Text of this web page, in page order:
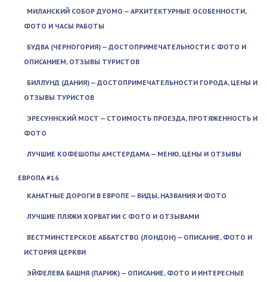
МИЛАНСКИЙ СОБОР ДУОМО — АРХИТЕКТУРНЫЕ ОСОБЕННОСТИ,
ФОТО И ЧАСЫ РАБОТЫ
БУДВА (ЧЕРНОГОРИЯ) — ДОСТОПРИМЕЧАТЕЛЬНОСТИ С ФОТО И
ОПИСАНИЕМ, ОТЗЫВЫ ТУРИСТОВ
БИЛЛУНД (ДАНИЯ) — ДОСТОПРИМЕЧАТЕЛЬНОСТИ ГОРОДА, ЦЕНЫ И
ОТЗЫВЫ ТУРИСТОВ
ЭРЕСУННСКИЙ МОСТ — СТОИМОСТЬ ПРОЕЗДА, ПРОТЯЖЕННОСТЬ И
ФОТО
ЛУЧШИЕ КОФЕШОПЫ АМСТЕРДАМА — МЕНЮ, ЦЕНЫ И ОТЗЫВЫ
ЕВРОПА #16
КАНАТНЫЕ ДОРОГИ В ЕВРОПЕ — ВИДЫ, НАЗВАНИЯ И ФОТО
ЛУЧШИЕ ПЛЯЖИ ХОРВАТИИ С ФОТО И ОТЗЫВАМИ
ВЕСТМИНСТЕРСКОЕ АББАТСТВО (ЛОНДОН) — ОПИСАНИЕ, ФОТО И
ИСТОРИЯ ЦЕРКВИ
ЭЙФЕЛЕВА БАШНЯ (ПАРИЖ) — ОПИСАНИЕ, ФОТО И ИНТЕРЕСНЫЕ